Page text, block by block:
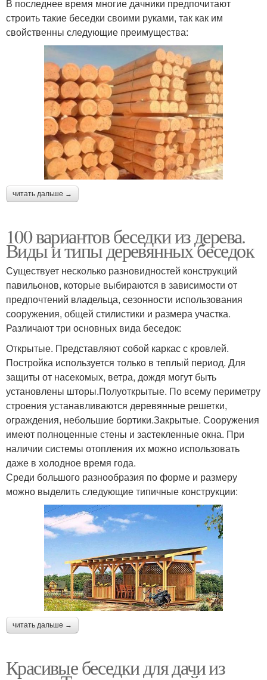
В последнее время многие дачники предпочитают
строить такие беседки своими руками, так как им
свойственны следующие преимущества:
читать дальше →
100 вариантов беседки из дерева.
Виды и типы деревянных беседок
Существует несколько разновидностей конструкций
павильонов, которые выбираются в зависимости от
предпочтений владельца, сезонности использования
сооружения, общей стилистики и размера участка.
Различают три основных вида беседок:
Открытые. Представляют собой каркас с кровлей.
Постройка используется только в теплый период. Для
защиты от насекомых, ветра, дождя могут быть
установлены шторы.Полуоткрытые. По всему периметру
строения устанавливаются деревянные решетки,
ограждения, небольшие бортики.Закрытые. Сооружения
имеют полноценные стены и застекленные окна. При
наличии системы отопления их можно использовать
даже в холодное время года.
Среди большого разнообразия по форме и размеру
можно выделить следующие типичные конструкции:
читать дальше →
Красивые беседки для дачи из